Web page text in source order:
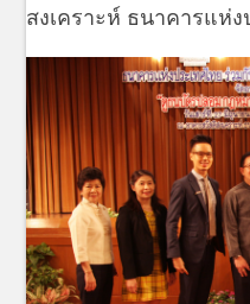
สงเคราะห์ ธนาคารแห่ง